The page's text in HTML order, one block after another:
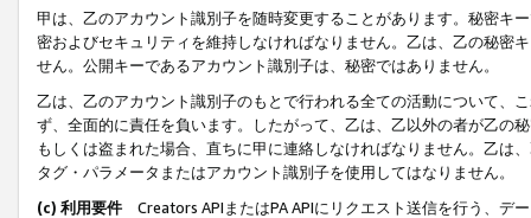
甲は、乙のアカウント識別子を随時変更することがあります。秘密キ
密およびセキュリティを維持しなければなりません。乙は、乙の秘密
せん。公開キーであるアカウント識別子は、秘密ではありません。
乙は、乙のアカウント識別子のもとで行われる全ての活動について、
ず、全面的に責任を負います。したがって、乙は、乙以外の者が乙の
もしくは盗まれた場合、直ちに甲に連絡しなければなりません。乙は
タグ・パラメータまたはアカウント識別子を使用してはなりません。
(c) 利用要件 Creators APIまたはPA APIにリクエスト送信を行う、デ